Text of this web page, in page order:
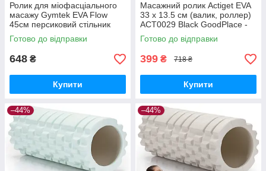
Ролик для міофасціального
масажу Gymtek EVA Flow
45см персиковий стільник
GoodPlace -worry-free-
shopping-
Готово до відправки
648 ₴
Купити
Масажний ролик Actiget EVA
33 x 13.5 см (валик, роллер)
ACT0029 Black GoodPlace -
worry-free-shopping-
Готово до відправки
399 ₴ 718 ₴
Купити
–44% –44%